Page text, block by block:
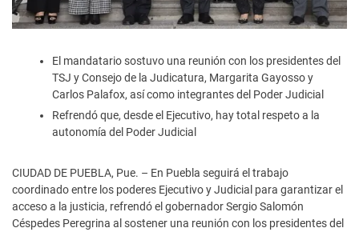
El mandatario sostuvo una reunión con los presidentes del
TSJ y Consejo de la Judicatura, Margarita Gayosso y
Carlos Palafox, así como integrantes del Poder Judicial
Refrendó que, desde el Ejecutivo, hay total respeto a la
autonomía del Poder Judicial
CIUDAD DE PUEBLA, Pue. – En Puebla seguirá el trabajo
coordinado entre los poderes Ejecutivo y Judicial para garantizar el
acceso a la justicia, refrendó el gobernador Sergio Salomón
Céspedes Peregrina al sostener una reunión con los presidentes del